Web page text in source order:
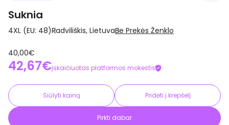
Suknia
4XL (EU: 48)Radviliškis, LietuvaBe Prekės Ženklo
40,00€
42,67€įskaičiuotas platformos mokestis
Siūlyti kainą Pridėti į krepšelį
Pirkti dabar